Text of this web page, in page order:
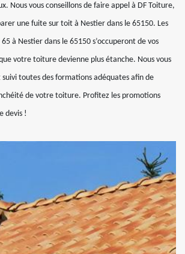
Nous vous conseillons de faire appel à DF Toiture,
une fuite sur toit à Nestier dans le 65150. Les
à Nestier dans le 65150 s’occuperont de vos
votre toiture devienne plus étanche. Nous vous
suivi toutes des formations adéquates afin de
de votre toiture. Profitez les promotions
devis !